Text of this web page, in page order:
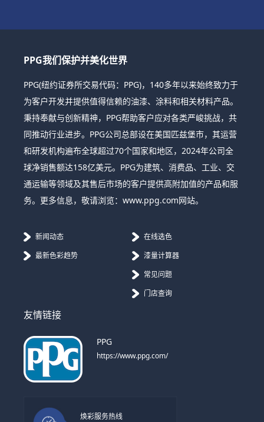
PPG我们保护并美化世界
PPG(纽约证券所交易代码：PPG)，140多年以来始终致力于
为客户开发并提供值得信赖的油漆、涂料和相关材料产品。
秉持奉献与创新精神，PPG帮助客户应对各类严峻挑战，共
同推动行业进步。PPG公司总部设在美国匹兹堡市，其运营
和研发机构遍布全球超过70个国家和地区，2024年公司全
球净销售额达158亿美元。PPG为建筑、消费品、工业、交
通运输等领域及其售后市场的客户提供高附加值的产品和服
务。更多信息，敬请浏览：www.ppg.com网站。
新闻动态
最新色彩趋势
在线选色
漆量计算器
常见问题
门店查询
友情链接
PPG
https://www.ppg.com/
焕彩服务热线